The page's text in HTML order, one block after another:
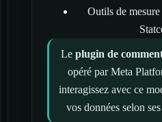
Outils de
Le plugin de
opéré par Meta
interagissez avec ce
vos données selon